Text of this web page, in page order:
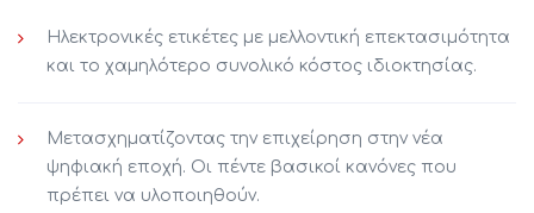
Ηλεκτρονικές ετικέτες με μελλοντική επεκτασιμότητα
και το χαμηλότερο συνολικό κόστος ιδιοκτησίας.
Μετασχηματίζοντας την επιχείρηση στην νέα
ψηφιακή εποχή. Οι πέντε βασικοί κανόνες που
πρέπει να υλοποιηθούν.